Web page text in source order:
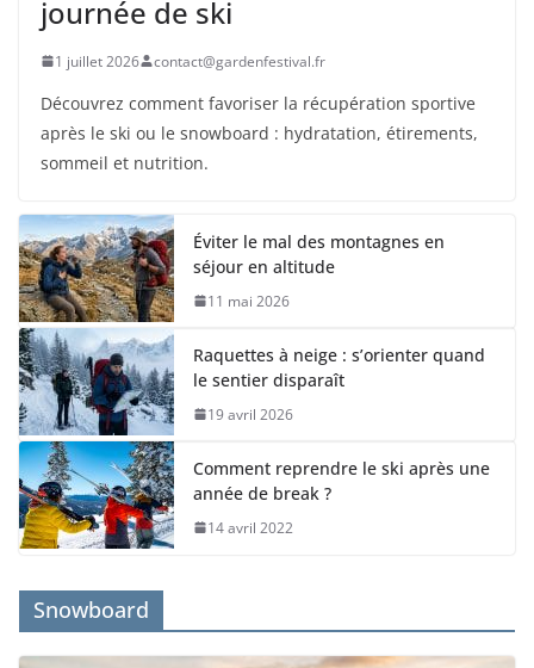
journée de ski
1 juillet 2026 contact@gardenfestival.fr
Découvrez comment favoriser la récupération sportive
après le ski ou le snowboard : hydratation, étirements,
sommeil et nutrition.
Éviter le mal des montagnes en
séjour en altitude
11 mai 2026
Raquettes à neige : s’orienter quand
le sentier disparaît
19 avril 2026
Comment reprendre le ski après une
année de break ?
14 avril 2022
Snowboard